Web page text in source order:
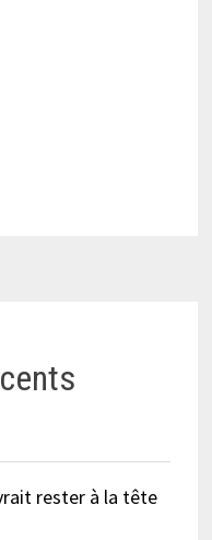
rester à la tête